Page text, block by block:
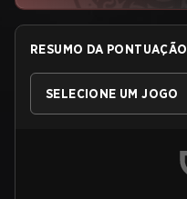
RESUMO DA PONTUAÇÃO
SELECIONE UM JOGO